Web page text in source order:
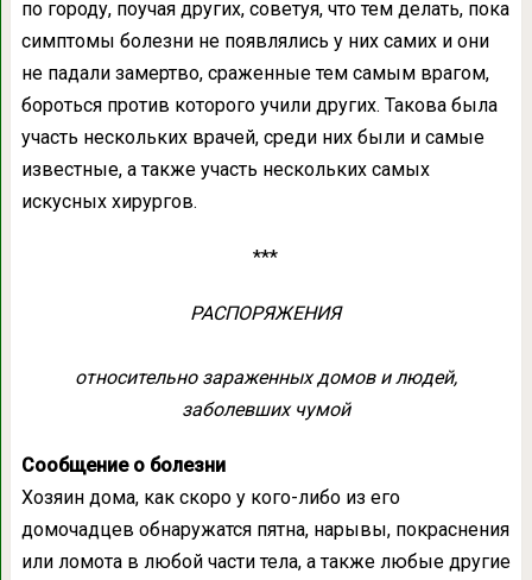
по городу, поучая других, советуя, что тем делать, пока
симптомы болезни не появлялись у них самих и они
не падали замертво, сраженные тем самым врагом,
бороться против которого учили других. Такова была
участь нескольких врачей, среди них были и самые
известные, а также участь нескольких самых
искусных хирургов.
***
РАСПОРЯЖЕНИЯ
относительно зараженных домов и людей,
заболевших чумой
Сообщение о болезни
Хозяин дома, как скоро у кого-либо из его
домочадцев обнаружатся пятна, нарывы, покраснения
или ломота в любой части тела, а также любые другие